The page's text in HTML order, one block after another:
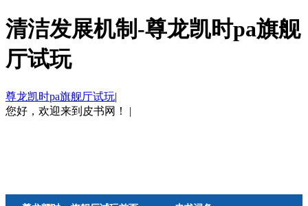
清洁发展机制-尊龙凯时pa旗舰
厅试玩
尊龙凯时pa旗舰厅试玩|
您好，欢迎来到皮书网！ |